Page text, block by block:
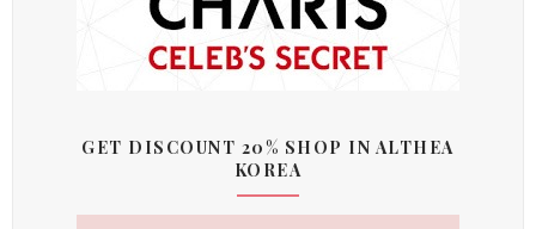
GET DISCOUNT 20% SHOP IN ALTHEA
KOREA